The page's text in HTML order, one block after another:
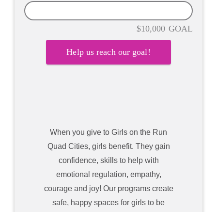
$10,000 GOAL
0%
Help us reach our goal!
When you give to Girls on the Run
Quad Cities, girls benefit. They gain
confidence, skills to help with
emotional regulation, empathy,
courage and joy! Our programs create
safe, happy spaces for girls to be